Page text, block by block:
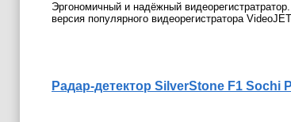
Эргономичный и надёжный
версия популярного видеорегистратора
Радар-детектор SilverStone F1 Sochi